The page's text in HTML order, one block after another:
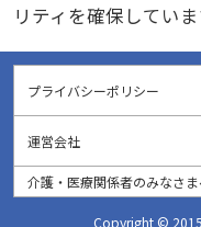
リティを確保していま
プライバシーポリシー
運営会社
介護・医療関係者のみなさ
Copyright ©